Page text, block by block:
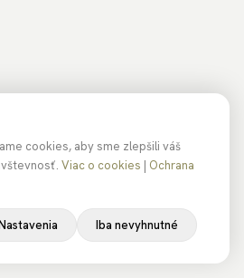
cookies, aby sme zlepšili váš
Viac o cookies | Ochrana
Iba nevyhnutné